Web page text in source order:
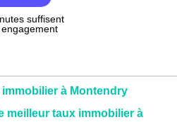
suffisent
à Montendry
meilleur taux immobilier à